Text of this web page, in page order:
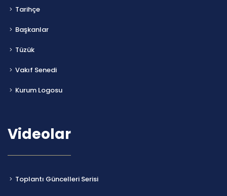
Tarihçe
Başkanlar
Tüzük
Vakıf Senedi
Kurum Logosu
Videolar
Toplantı Güncelleri Serisi